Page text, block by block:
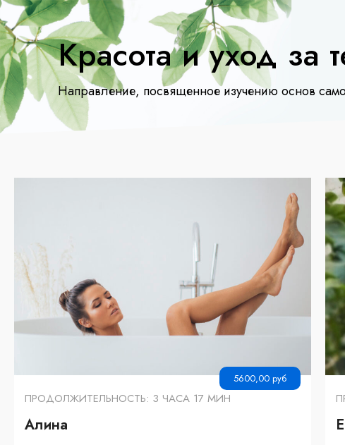
Красота и уход за
Направление, посвященное изучению основ
5600,00руб
ПРОДОЛЖИТЕЛЬНОСТЬ: 3 ЧАСА 17 МИН
Алина